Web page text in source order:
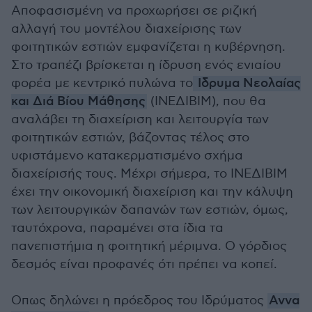
Αποφασισμένη να προχωρήσει σε ριζική
αλλαγή του μοντέλου διαχείρισης των
φοιτητικών εστιών εμφανίζεται η κυβέρνηση.
Στο τραπέζι βρίσκεται η ίδρυση ενός ενιαίου
φορέα με κεντρικό πυλώνα το Iδρυμα Νεολαίας
και Διά Βίου Μάθησης (ΙΝΕΔΙΒΙΜ), που θα
αναλάβει τη διαχείριση και λειτουργία των
φοιτητικών εστιών, βάζοντας τέλος στο
υφιστάμενο κατακερματισμένο σχήμα
διαχείρισής τους. Μέχρι σήμερα, το ΙΝΕΔΙΒΙΜ
έχει την οικονομική διαχείριση και την κάλυψη
των λειτουργικών δαπανών των εστιών, όμως,
ταυτόχρονα, παραμένει στα ίδια τα
πανεπιστήμια η φοιτητική μέριμνα. Ο γόρδιος
δεσμός είναι προφανές ότι πρέπει να κοπεί.
Οπως δηλώνει η πρόεδρος του Ιδρύματος Αννα